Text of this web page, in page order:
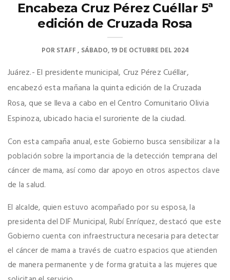
Encabeza Cruz Pérez Cuéllar 5ª
edición de Cruzada Rosa
PORSTAFF SÁBADO, 19 DE OCTUBRE DEL 2024
Juárez.- El presidente municipal, Cruz Pérez Cuéllar,
encabezó esta mañana la quinta edición de la Cruzada
Rosa, que se lleva a cabo en el Centro Comunitario Olivia
Espinoza, ubicado hacia el suroriente de la ciudad.
Con esta campaña anual, este Gobierno busca sensibilizar a la
población sobre la importancia de la detección temprana del
cáncer de mama, así como dar apoyo en otros aspectos clave
de la salud.
El alcalde, quien estuvo acompañado por su esposa, la
presidenta del DIF Municipal, Rubí Enríquez, destacó que este
Gobierno cuenta con infraestructura necesaria para detectar
el cáncer de mama a través de cuatro espacios que atienden
de manera permanente y de forma gratuita a las mujeres que